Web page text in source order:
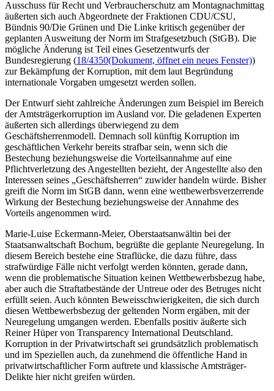
Ausschuss für Recht und Verbraucherschutz am Montagnachmittag
äußerten sich auch Abgeordnete der Fraktionen CDU/CSU,
Bündnis 90/Die Grünen und Die Linke kritisch gegenüber der
geplanten Ausweitung der Norm im Strafgesetzbuch (StGB). Die
mögliche Änderung ist Teil eines Gesetzentwurfs der
Bundesregierung (18/4350(Dokument, öffnet ein neues Fenster))
zur Bekämpfung der Korruption, mit dem laut Begründung
internationale Vorgaben umgesetzt werden sollen.
Der Entwurf sieht zahlreiche Änderungen zum Beispiel im Bereich
der Amtsträgerkorruption im Ausland vor. Die geladenen Experten
äußerten sich allerdings überwiegend zu dem
Geschäftsherrenmodell. Demnach soll künftig Korruption im
geschäftlichen Verkehr bereits strafbar sein, wenn sich die
Bestechung beziehungsweise die Vorteilsannahme auf eine
Pflichtverletzung des Angestellten bezieht, der Angestellte also den
Interessen seines „Geschäftsherren“ zuwider handeln würde. Bisher
greift die Norm im StGB dann, wenn eine wettbewerbsverzerrende
Wirkung der Bestechung beziehungsweise der Annahme des
Vorteils angenommen wird.
Marie-Luise Eckermann-Meier, Oberstaatsanwältin bei der
Staatsanwaltschaft Bochum, begrüßte die geplante Neuregelung. In
diesem Bereich bestehe eine Straflücke, die dazu führe, dass
strafwürdige Fälle nicht verfolgt werden könnten, gerade dann,
wenn die problematische Situation keinen Wettbewerbsbezug habe,
aber auch die Straftatbestände der Untreue oder des Betruges nicht
erfüllt seien. Auch könnten Beweisschwierigkeiten, die sich durch
diesen Wettbewerbsbezug der geltenden Norm ergäben, mit der
Neuregelung umgangen werden. Ebenfalls positiv äußerte sich
Reiner Hüper von Transparency International Deutschland.
Korruption in der Privatwirtschaft sei grundsätzlich problematisch
und im Speziellen auch, da zunehmend die öffentliche Hand in
privatwirtschaftlicher Form auftrete und klassische Amtsträger-
Delikte hier nicht greifen würden.